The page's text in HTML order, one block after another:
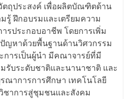
ถุประสงค์ เพื่อผลิตบัณฑิตด้าน
รู้ ฝึกอบรมและเตรียมความ
รประกอบอาชีพ โดยการเพิ่ม
ญหาด้วยพื้นฐานด้านวิศวกรรม
การเป็นผู้นำ มีคณาจารย์ที่มี
รับระดับชาติและนานาชาติ และ
ณาการการศึกษา เทคโนโลยี
ชาการสู่ชุมชนและสังคม